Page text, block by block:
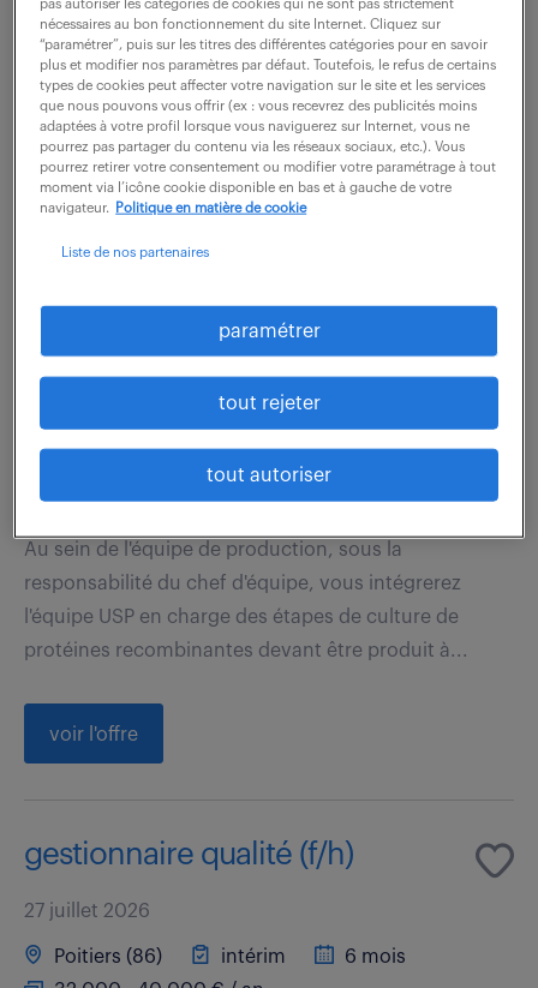
Au sein de l'équipe Ressources Humaines, vous êtes
le garant de la fiabilité des données de temps de
travail et du bon déroulement des flux d'absences.
Véritable pont entre les collaborateurs,...
voir l'offre
technicien en bioproduction usp,
culture cellulaire (h/f)
Au sein de l'équipe de production, sous la
responsabilité du chef d'équipe, vous intégrerez
l'équipe USP en charge des étapes de culture de
protéines recombinantes devant être produit à...
voir l'offre
gestionnaire qualité (f/h)
27 juillet 2026
Poitiers (86) intérim
6 mois
pas autoriser les catégories de cookies qui ne sont pas strictement
nécessaires au bon fonctionnement du site Internet. Cliquez sur
“paramétrer”, puis sur les titres des différentes catégories pour en savoir
plus et modifier nos paramètres par défaut. Toutefois, le refus de certains
types de cookies peut affecter votre navigation sur le site et les services
que nous pouvons vous offrir (ex : vous recevrez des publicités moins
adaptées à votre profil lorsque vous naviguerez sur Internet, vous ne
pourrez pas partager du contenu via les réseaux sociaux, etc.). Vous
pourrez retirer votre consentement ou modifier votre paramétrage à tout
moment via l’icône cookie disponible en bas et à gauche de votre
navigateur.
Politique en matière de cookie
Liste de nos partenaires
paramétrer
tout rejeter
tout autoriser